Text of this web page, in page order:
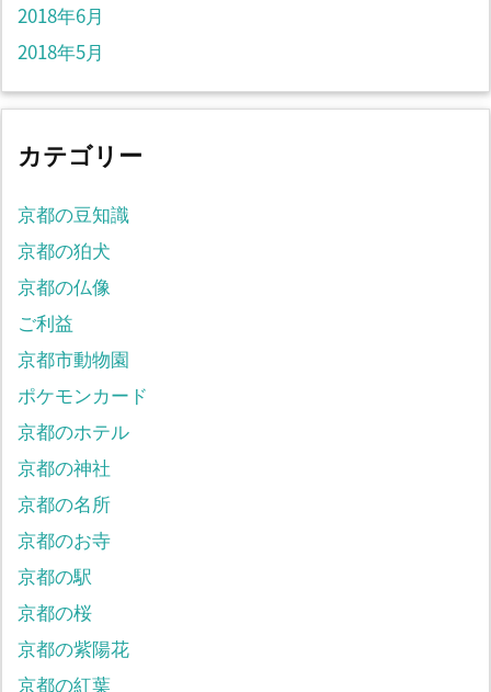
2018年6月
2018年5月
カテゴリー
京都の豆知識
京都の狛犬
京都の仏像
ご利益
京都市動物園
ポケモンカード
京都のホテル
京都の神社
京都の名所
京都のお寺
京都の駅
京都の桜
京都の紫陽花
京都の紅葉